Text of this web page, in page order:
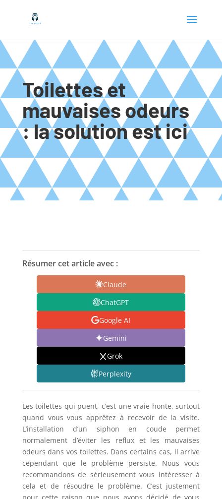
Toilettes et
mauvaises odeurs
: la solution est ici
Résumer cet article avec :
Claude
ChatGPT
Google AI
Gemini
Grok
Perplexity
Les toilettes qui puent, c’est une vraie honte, surtout
quand vous vous apprêtez à recevoir de la visite.
L’installation d’un siphon en coude permet
normalement d’éviter les reflux et les mauvaises
odeurs dans vos toilettes. Dans certains cas, il arrive
cependant que le problème persiste. Nous vous
recommandons de sérieusement vous intéresser à
cela et de résoudre le problème. C’est justement